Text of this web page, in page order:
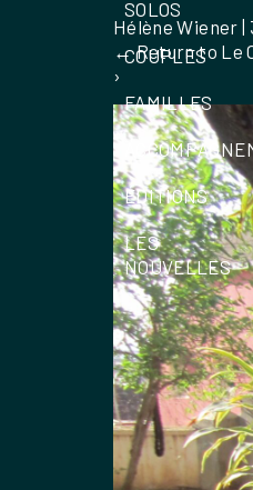
SOLOS
COUPLES
FAMILLES
ÉDITIONS
LES
NOUVELLES
Hélène Wiener
←Return to Le
›